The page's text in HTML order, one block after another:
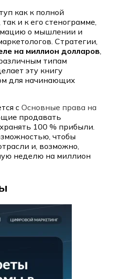
как к полной
и к его стенограмме,
о мышлении и
Стратегии,
на миллион долларов
типам
эту книгу
для начинающих
с Основные права на
продавать
100 % прибыли.
чтобы
и, возможно,
неделю на миллион